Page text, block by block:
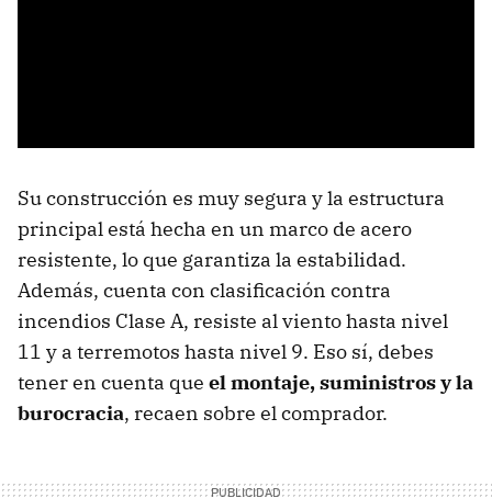
Su construcción es muy segura y la estructura
principal está hecha en un marco de acero
resistente, lo que garantiza la estabilidad.
Además, cuenta con clasificación contra
incendios Clase A, resiste al viento hasta nivel
11 y a terremotos hasta nivel 9. Eso sí, debes
tener en cuenta que el montaje, suministros y la
burocracia, recaen sobre el comprador.